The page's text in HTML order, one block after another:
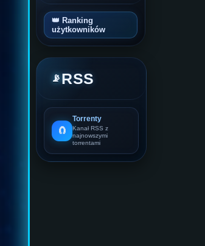
👑 Ranking
użytkowników
📡RSS
🧲
Torrenty
Kanał RSS z
najnowszymi
torrentami